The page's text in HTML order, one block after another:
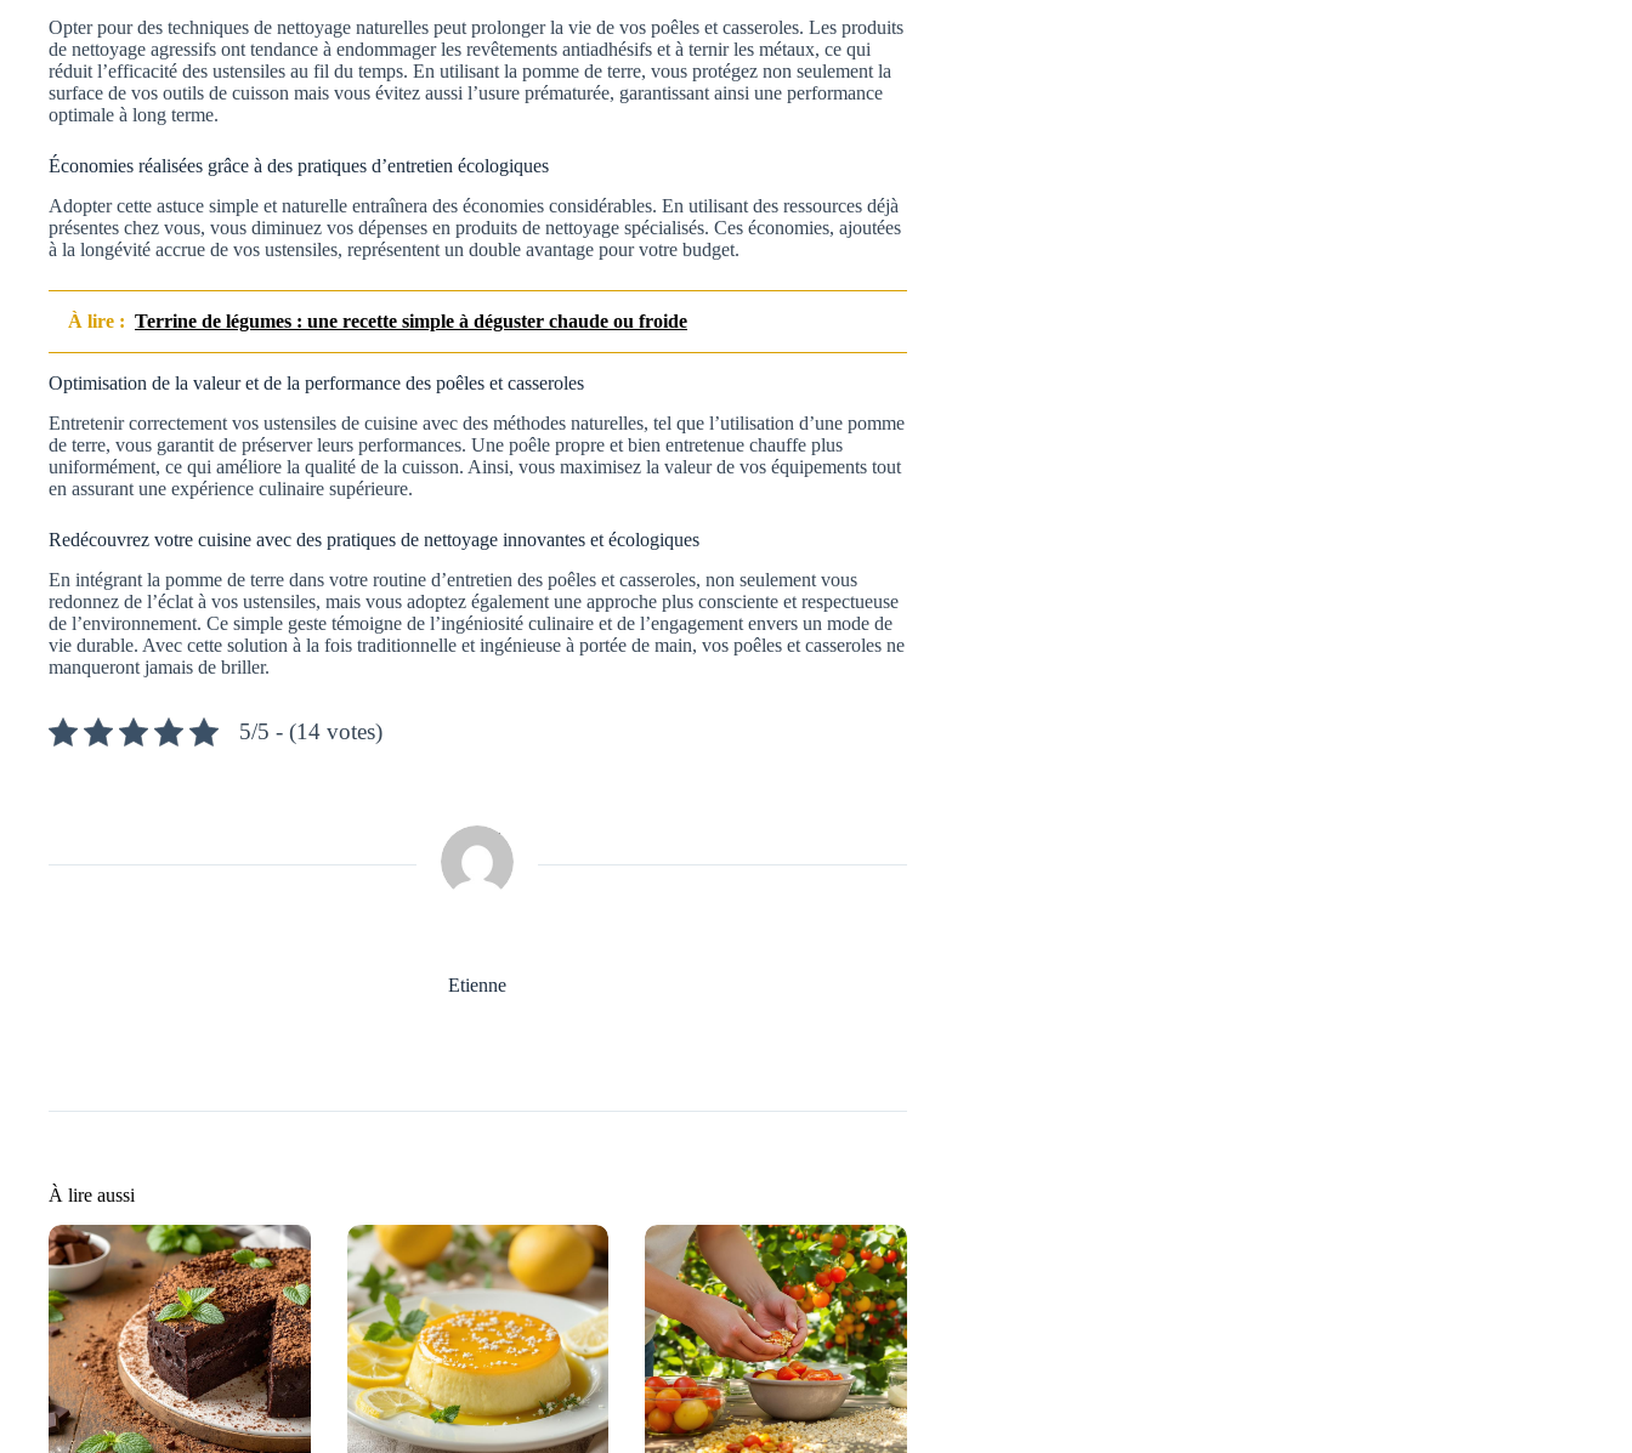
Opter pour des techniques de nettoyage naturelles peut prolonger la vie de vos poêles et casseroles. Les produits
de nettoyage agressifs ont tendance à endommager les revêtements antiadhésifs et à ternir les métaux, ce qui
réduit l’efficacité des ustensiles au fil du temps. En utilisant la pomme de terre, vous protégez non seulement la
surface de vos outils de cuisson mais vous évitez aussi l’usure prématurée, garantissant ainsi une performance
optimale à long terme.
Économies réalisées grâce à des pratiques d’entretien écologiques
Adopter cette astuce simple et naturelle entraînera des économies considérables. En utilisant des ressources déjà
présentes chez vous, vous diminuez vos dépenses en produits de nettoyage spécialisés. Ces économies, ajoutées
à la longévité accrue de vos ustensiles, représentent un double avantage pour votre budget.
À lire : Terrine de légumes : une recette simple à déguster chaude ou froide
Optimisation de la valeur et de la performance des poêles et casseroles
Entretenir correctement vos ustensiles de cuisine avec des méthodes naturelles, tel que l’utilisation d’une pomme
de terre, vous garantit de préserver leurs performances. Une poêle propre et bien entretenue chauffe plus
uniformément, ce qui améliore la qualité de la cuisson. Ainsi, vous maximisez la valeur de vos équipements tout
en assurant une expérience culinaire supérieure.
Redécouvrez votre cuisine avec des pratiques de nettoyage innovantes et écologiques
En intégrant la pomme de terre dans votre routine d’entretien des poêles et casseroles, non seulement vous
redonnez de l’éclat à vos ustensiles, mais vous adoptez également une approche plus consciente et respectueuse
de l’environnement. Ce simple geste témoigne de l’ingéniosité culinaire et de l’engagement envers un mode de
vie durable. Avec cette solution à la fois traditionnelle et ingénieuse à portée de main, vos poêles et casseroles ne
manqueront jamais de briller.
5/5 - (14 votes)
Etienne
À lire aussi